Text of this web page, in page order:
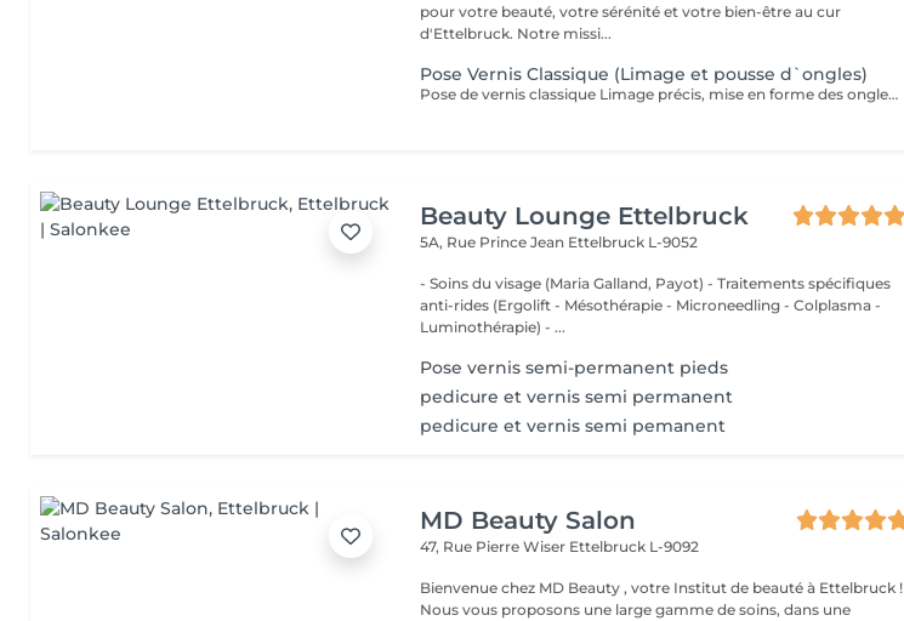
pour votre beauté, votre sérénité et votre bien-être au cur
d'Ettelbruck. Notre missi...
Pose Vernis Classique (Limage et pousse d`ongles)
Pose de vernis classique Limage précis, mise en forme des ongles et application de vernis classique. L'option idéale pour des ongles soignés e impeccables en un clin d'il. (Note : Ce soin n'inclut pas le travail des cuticules).
Beauty Lounge Ettelbruck
5A, Rue Prince Jean Ettelbruck L-9052
- Soins du visage (Maria Galland, Payot) - Traitements spécifiques
anti-rides (Ergolift - Mésothérapie - Microneedling - Colplasma -
Luminothérapie) - ...
Pose vernis semi-permanent pieds
pedicure et vernis semi permanent
pedicure et vernis semi pemanent
MD Beauty Salon
47, Rue Pierre Wiser Ettelbruck L-9092
Bienvenue chez MD Beauty , votre Institut de beauté à Ettelbruck !
Nous vous proposons une large gamme de soins, dans une